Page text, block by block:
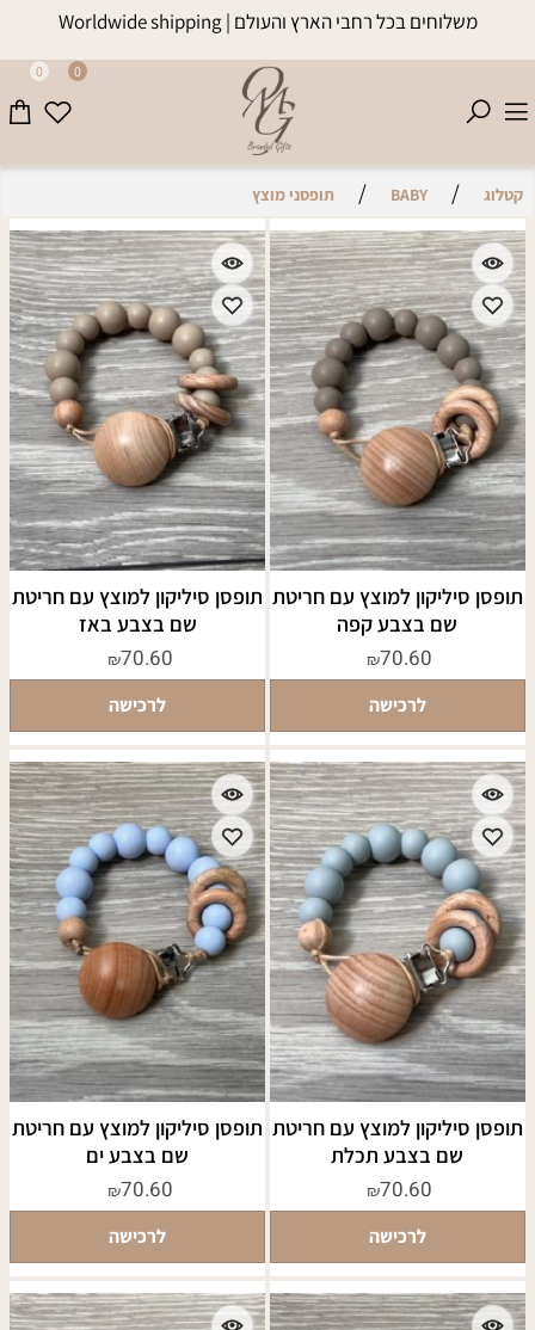
משלוחים בכל רחבי הארץ והעולם | Worldwide shipping
0 0
קטלוג /
BABY
/ תופסני מוצץ
תופסן סיליקון למוצץ עם חריטת
שם בצבע קפה
₪70.60
לרכישה
תופסן סיליקון למוצץ עם חריטת
שם בצבע באז
₪70.60
לרכישה
תופסן סיליקון למוצץ עם חריטת
שם בצבע תכלת
₪70.60
לרכישה
תופסן סיליקון למוצץ עם חריטת
שם בצבע ים
₪70.60
לרכישה